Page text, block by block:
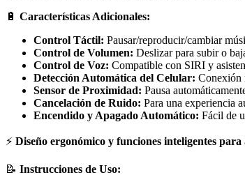
🔋 Características Adicionales:
Control Táctil: Pausar/reproducir/cambiar
Control de Volumen: Deslizar para subir o
Control de Voz: Compatible con SIRI y
Detección Automática del Celular: Conexión
Sensor de Proximidad: Pausa
Cancelación de Ruido: Para una experiencia
Encendido y Apagado Automático: Fácil de
⚡ Diseño ergonómico y funciones inteligentes
📝 Instrucciones de Uso: